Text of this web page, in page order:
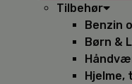
Tilbehør
Benzin
Børn &
Hjelme,